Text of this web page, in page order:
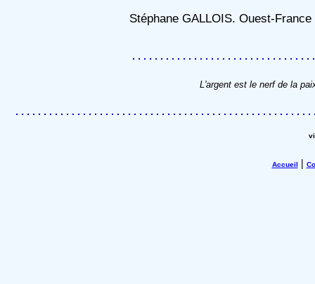
Stéphane GALLOIS. Ouest-France
L'argent est le nerf de la
Accueil |